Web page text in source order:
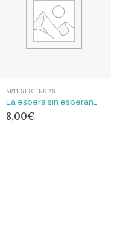
ARTES ESCÉNICAS
8,00€